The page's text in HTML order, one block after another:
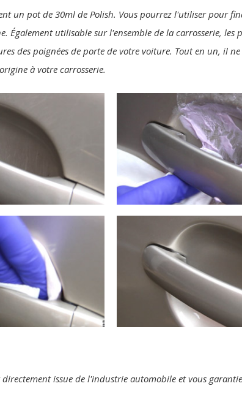
un pot de 30ml de Polish. Vous pourrez l'utiliser pour
Également utilisable sur l'ensemble de la carrosserie,
des poignées de porte de votre voiture. Tout en un, il
à votre carrosserie.
issue de l'industrie automobile et vous